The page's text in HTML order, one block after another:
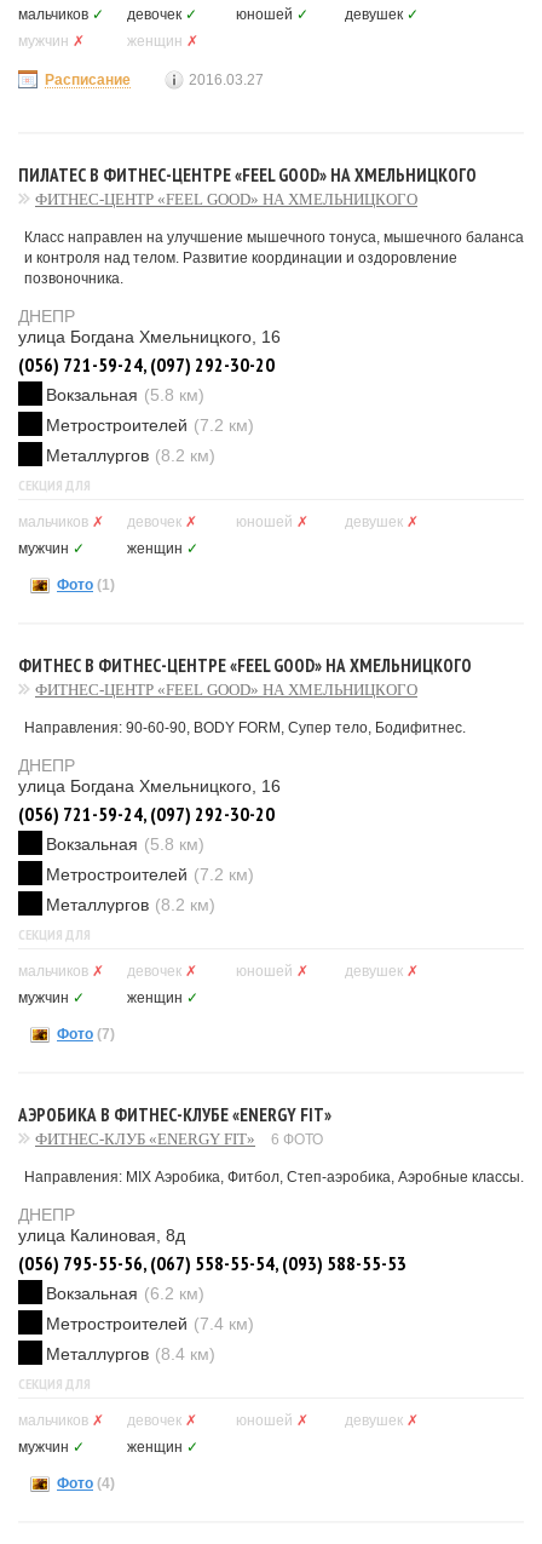
мальчиков ✓ девочек ✓ юношей ✓ девушек ✓
мужчин ✗ женщин ✗
Расписание 2016.03.27
ПИЛАТЕС В ФИТНЕС-ЦЕНТРЕ «FEEL GOOD» НА ХМЕЛЬНИЦКОГО
ФИТНЕС-ЦЕНТР «FEEL GOOD» НА ХМЕЛЬНИЦКОГО
Класс направлен на улучшение мышечного тонуса, мышечного баланса
и контроля над телом. Развитие координации и оздоровление
позвоночника.
ДНЕПР
улица Богдана Хмельницкого, 16
(056) 721-59-24, (097) 292-30-20
Вокзальная (5.8 км)
Метростроителей (7.2 км)
Металлургов (8.2 км)
СЕКЦИЯ ДЛЯ
мальчиков ✗ девочек ✗ юношей ✗ девушек ✗
мужчин ✓ женщин ✓
Фото (1)
ФИТНЕС В ФИТНЕС-ЦЕНТРЕ «FEEL GOOD» НА ХМЕЛЬНИЦКОГО
ФИТНЕС-ЦЕНТР «FEEL GOOD» НА ХМЕЛЬНИЦКОГО
Направления: 90-60-90, BODY FORM, Супер тело, Бодифитнес.
ДНЕПР
улица Богдана Хмельницкого, 16
(056) 721-59-24, (097) 292-30-20
Вокзальная (5.8 км)
Метростроителей (7.2 км)
Металлургов (8.2 км)
СЕКЦИЯ ДЛЯ
мальчиков ✗ девочек ✗ юношей ✗ девушек ✗
мужчин ✓ женщин ✓
Фото (7)
АЭРОБИКА В ФИТНЕС-КЛУБЕ «ENERGY FIT»
ФИТНЕС-КЛУБ «ENERGY FIT» 6 ФОТО
Направления: MIX Аэробика, Фитбол, Степ-аэробика, Аэробные классы.
ДНЕПР
улица Калиновая, 8д
(056) 795-55-56, (067) 558-55-54, (093) 588-55-53
Вокзальная (6.2 км)
Метростроителей (7.4 км)
Металлургов (8.4 км)
СЕКЦИЯ ДЛЯ
мальчиков ✗ девочек ✗ юношей ✗ девушек ✗
мужчин ✓ женщин ✓
Фото (4)